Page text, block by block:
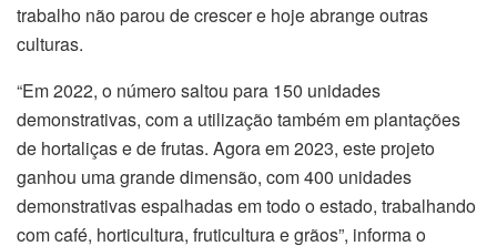
trabalho não parou de crescer e hoje abrange outras
culturas.
“Em 2022, o número saltou para 150 unidades
demonstrativas, com a utilização também em plantações
de hortaliças e de frutas. Agora em 2023, este projeto
ganhou uma grande dimensão, com 400 unidades
demonstrativas espalhadas em todo o estado, trabalhando
com café, horticultura, fruticultura e grãos”, informa o